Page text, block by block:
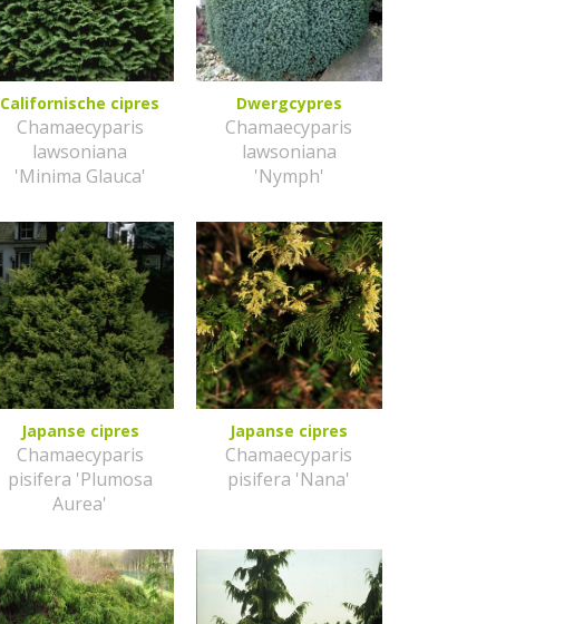
Californische cipres
Chamaecyparis
lawsoniana
'Minima Glauca'
Dwergcypres
Chamaecyparis
lawsoniana
'Nymph'
Japanse cipres
Chamaecyparis
pisifera 'Plumosa
Aurea'
Japanse cipres
Chamaecyparis
pisifera 'Nana'